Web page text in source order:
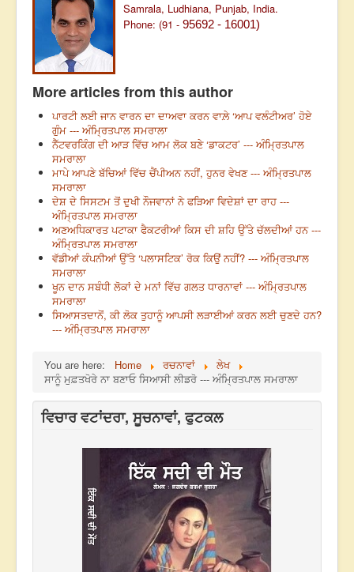
Samrala, Ludhiana, Punjab, India.
Phone: (91 - 95692 - 16001)
More articles from this author
ਪਾਰਟੀ ਲਈ ਜਾਨ ਵਾਰਨ ਦਾ ਦਾਅਵਾ ਕਰਨ ਵਾਲ਼ੇ ‘ਆਪ ਵਲੰਟੀਅਰ’ ਹੋਏ
ਗੁੰਮ --- ਅੰਮ੍ਰਿਤਪਾਲ ਸਮਰਾਲਾ
ਨੈੱਟਵਰਕਿੰਗ ਦੀ ਆੜ ਵਿੱਚ ਆਮ ਲੋਕ ਬਣੇ ‘ਡਾਕਟਰ’ --- ਅੰਮ੍ਰਿਤਪਾਲ
ਸਮਰਾਲਾ
ਮਾਪੇ ਆਪਣੇ ਬੱਚਿਆਂ ਵਿੱਚ ਚੈਂਪੀਅਨ ਨਹੀਂ, ਹੁਨਰ ਵੇਖਣ --- ਅੰਮ੍ਰਿਤਪਾਲ
ਸਮਰਾਲਾ
ਦੇਸ਼ ਦੇ ਸਿਸਟਮ ਤੋਂ ਦੁਖੀ ਨੌਜਵਾਨਾਂ ਨੇ ਫੜਿਆ ਵਿਦੇਸ਼ਾਂ ਦਾ ਰਾਹ ---
ਅੰਮ੍ਰਿਤਪਾਲ ਸਮਰਾਲਾ
ਅਣਅਧਿਕਾਰਤ ਪਟਾਕਾ ਫੈਕਟਰੀਆਂ ਕਿਸ ਦੀ ਸ਼ਹਿ ਉੱਤੇ ਚੱਲਦੀਆਂ ਹਨ ---
ਅੰਮ੍ਰਿਤਪਾਲ ਸਮਰਾਲਾ
ਵੱਡੀਆਂ ਕੰਪਨੀਆਂ ਉੱਤੇ ‘ਪਲਾਸਟਿਕ’ ਰੋਕ ਕਿਉਂ ਨਹੀਂ? --- ਅੰਮ੍ਰਿਤਪਾਲ
ਸਮਰਾਲਾ
ਖੂਨ ਦਾਨ ਸਬੰਧੀ ਲੋਕਾਂ ਦੇ ਮਨਾਂ ਵਿੱਚ ਗਲਤ ਧਾਰਨਾਵਾਂ --- ਅੰਮ੍ਰਿਤਪਾਲ
ਸਮਰਾਲਾ
ਸਿਆਸਤਦਾਨੋਂ, ਕੀ ਲੋਕ ਤੁਹਾਨੂੰ ਆਪਸੀ ਲੜਾਈਆਂ ਕਰਨ ਲਈ ਚੁਣਦੇ ਹਨ?
--- ਅੰਮ੍ਰਿਤਪਾਲ ਸਮਰਾਲਾ
You are here: Home ਰਚਨਾਵਾਂ
ਲੇਖ
ਸਾਨੂੰ ਮੁਫ਼ਤਖੋਰੇ ਨਾ ਬਣਾਓ ਸਿਆਸੀ ਲੀਡਰੋ --- ਅੰਮ੍ਰਿਤਪਾਲ ਸਮਰਾਲਾ
ਵਿਚਾਰ ਵਟਾਂਦਰਾ, ਸੂਚਨਾਵਾਂ, ਫੁਟਕਲ